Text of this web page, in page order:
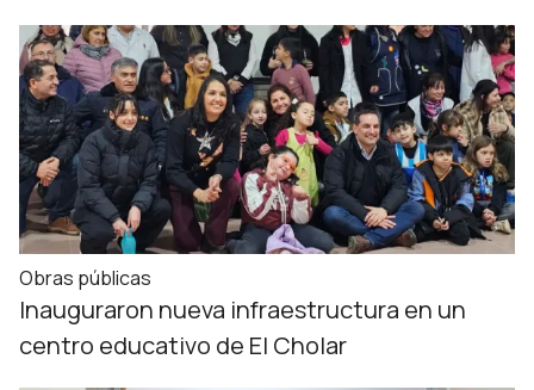
Obras públicas
Inauguraron nueva infraestructura en un
centro educativo de El Cholar